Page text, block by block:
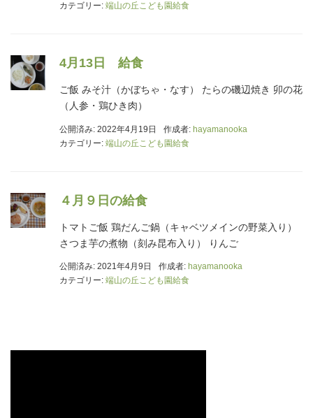
カテゴリー: 端山の丘こども園給食
4月13日 給食
ご飯 みそ汁（かぼちゃ・なす） たらの磯辺焼き 卯の花
（人参・鶏ひき肉）
公開済み: 2022年4月19日 作成者: hayamanooka
カテゴリー: 端山の丘こども園給食
４月９日の給食
トマトご飯 鶏だんご鍋（キャベツメインの野菜入り）
さつま芋の煮物（刻み昆布入り） りんご
公開済み: 2021年4月9日 作成者: hayamanooka
カテゴリー: 端山の丘こども園給食